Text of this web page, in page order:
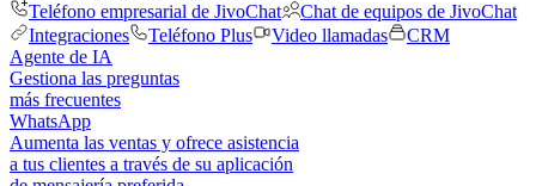
Teléfono empresarial de JivoChat
Chat de equipos de JivoChat
Integraciones
Teléfono Plus Video llamadas
CRM
Agente de IA
Gestiona las preguntas
más frecuentes
WhatsApp
Aumenta las ventas y ofrece asistencia
a tus clientes a través de su aplicación